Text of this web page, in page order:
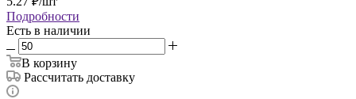
Подробности
Есть в наличии
В корзину
Рассчитать доставку